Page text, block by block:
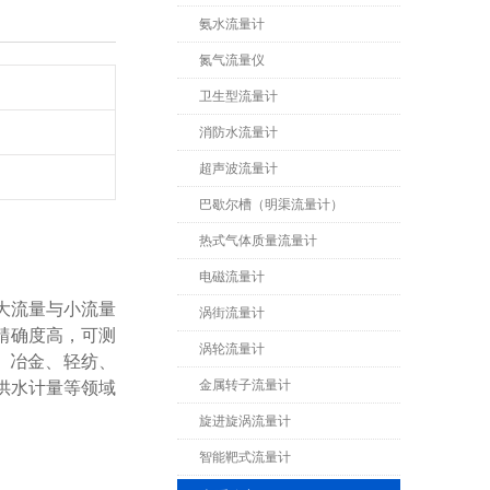
氨水流量计
氮气流量仪
卫生型流量计
消防水流量计
超声波流量计
巴歇尔槽（明渠流量计）
热式气体质量流量计
电磁流量计
涡街流量计
涡轮流量计
金属转子流量计
旋进旋涡流量计
智能靶式流量计
流量与小流量
确度高，可测
金、轻纺、
水计量等领域